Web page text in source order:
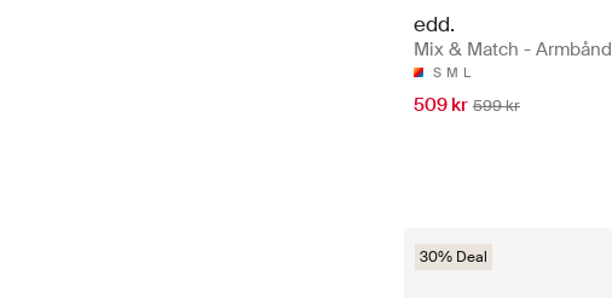
edd.
Mix & Match - Armbånd
S M L
509 kr 599 kr
30% Deal